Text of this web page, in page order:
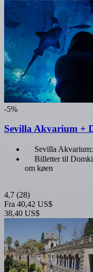
-5%
Sevilla Akvarium +
Sevilla
Billetter til
om køen
4,7 (28)
Fra 40,42 US$
38,40 US$